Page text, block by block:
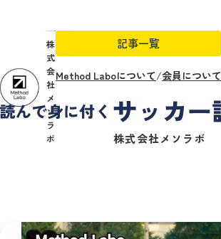
株
式
会
社
メ
ソ
ラ
ボ
記事一覧
Method Laboについて/会員について
株式会社メソラボ